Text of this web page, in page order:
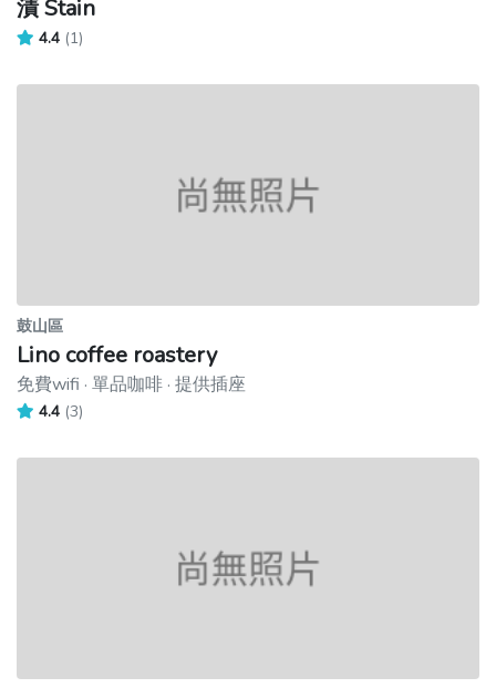
漬 Stain
4.4 (1)
鼓山區
Lino coffee roastery
免費wifi · 單品咖啡 · 提供插座
4.4 (3)